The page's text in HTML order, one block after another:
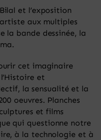
et l’exposition
aux multiples
la bande dessinée, la
cet imaginaire
et
la sensualité et la
oeuvres. Planches
et films
qui questionne notre
à la technologie et à